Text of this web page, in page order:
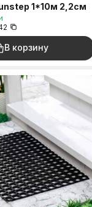
1*10м 2,2см
В корзину